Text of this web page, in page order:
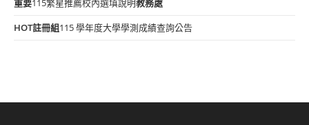
重要115繁星推薦校內選填說明教務處
HOT註冊組115 學年度大學學測成績查詢公告